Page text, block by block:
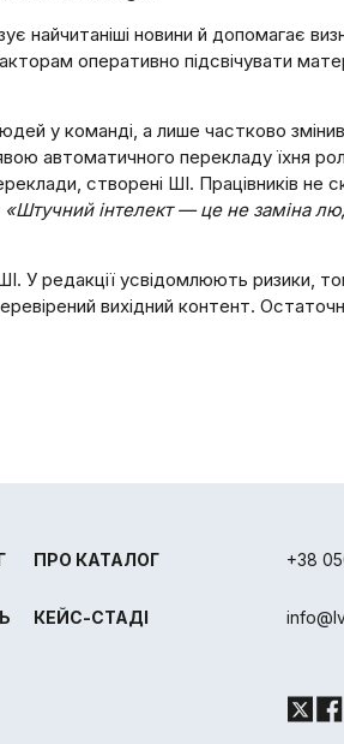
найчитаніші новини й допомагає
оперативно підсвічувати
у команді, а лише частково
автоматичного перекладу їхня
створені ШІ. Працівників не
«Штучний інтелект — це не заміна
У редакції усвідомлюють ризики,
вихідний контент.
ПРО КАТАЛОГ
КЕЙС-СТАДІ
+38